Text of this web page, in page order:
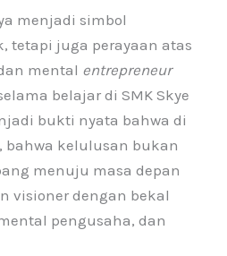
menjadi simbol
tetapi juga perayaan atas
mental entrepreneur
belajar di SMK Skye
bukti nyata bahwa di
bahwa kelulusan bukan
menuju masa depan
visioner dengan bekal
pengusaha, dan